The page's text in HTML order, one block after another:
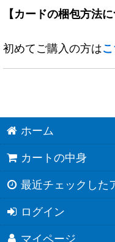
【カードの梱包方法に
初めてご購入の方は
ホーム
カートの中身
最近チェックした
ログイン
マイページ